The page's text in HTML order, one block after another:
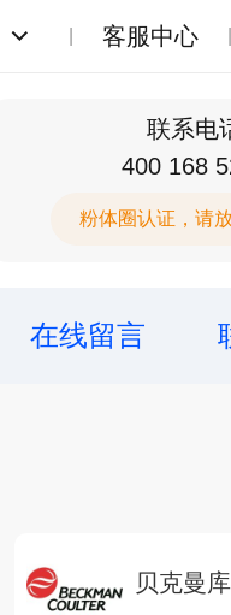
客服中心
联系电
400 168
粉体圈认证，请
在线留言
贝克曼